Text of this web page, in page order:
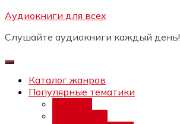
Перейти
содержимому
Аудиокниги для всех
Слушайте аудиокниги каждый день!
Каталог жанров
Популярные тематики
Бесплатный интенсив:
каналов"